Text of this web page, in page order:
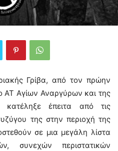
Γρίβα, από τον πρώην
ΑΤ Αγίων Αναργύρων και της
έπειτα από τις
της στην περιοχή της
σε μια μεγάλη λίστα
συνεχών περιστατικών